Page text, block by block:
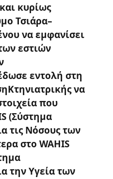
καικυρίως
Τσιάρα–
να εμφανίσει
εστιών
εντολή στη
Κτηνιατρικήςνα
που
(Σύστημα
τις Νόσους των
στο WAHIS
την Υγεία των